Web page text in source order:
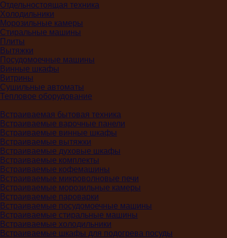
Отдельностоящая техника
Холодильники
Морозильные камеры
Стиральные машины
Плиты
Вытяжки
Посудомоечные машины
Винные шкафы
Витрины
Сушильные автоматы
Тепловое оборудование
Встраиваемая бытовая техника
Встраиваемые варочные панели
Встраиваемые винные шкафы
Встраиваемые вытяжки
Встраиваемые духовые шкафы
Встраиваемые комплекты
Встраиваемые кофемашины
Встраиваемые микроволновые печи
Встраиваемые морозильные камеры
Встраиваемые пароварки
Встраиваемые посудомоечные машины
Встраиваемые стиральные машины
Встраиваемые холодильники
Встраиваемые шкафы для подогрева посуды